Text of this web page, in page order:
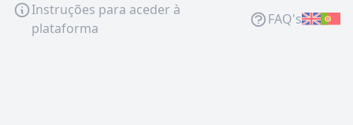
Instruções para aceder à
plataforma
FAQ's